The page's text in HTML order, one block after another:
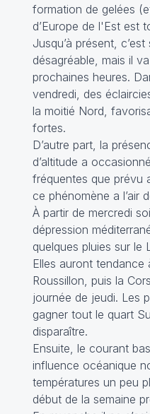
formation de gelées
d’Europe de l'Est est
Jusqu’à présent,
désagréable, mais il
prochaines heures.
vendredi, des
la moitié Nord,
fortes.
D’autre part, la
d’altitude a
fréquentes que prévu
ce phénomène a l’air
À partir de mercredi
dépression
quelques pluies sur le
Elles auront tendance
Roussillon, puis la
journée de jeudi. Les
gagner tout le quart
disparaître.
Ensuite, le courant
influence océanique
températures un peu
début de la semaine